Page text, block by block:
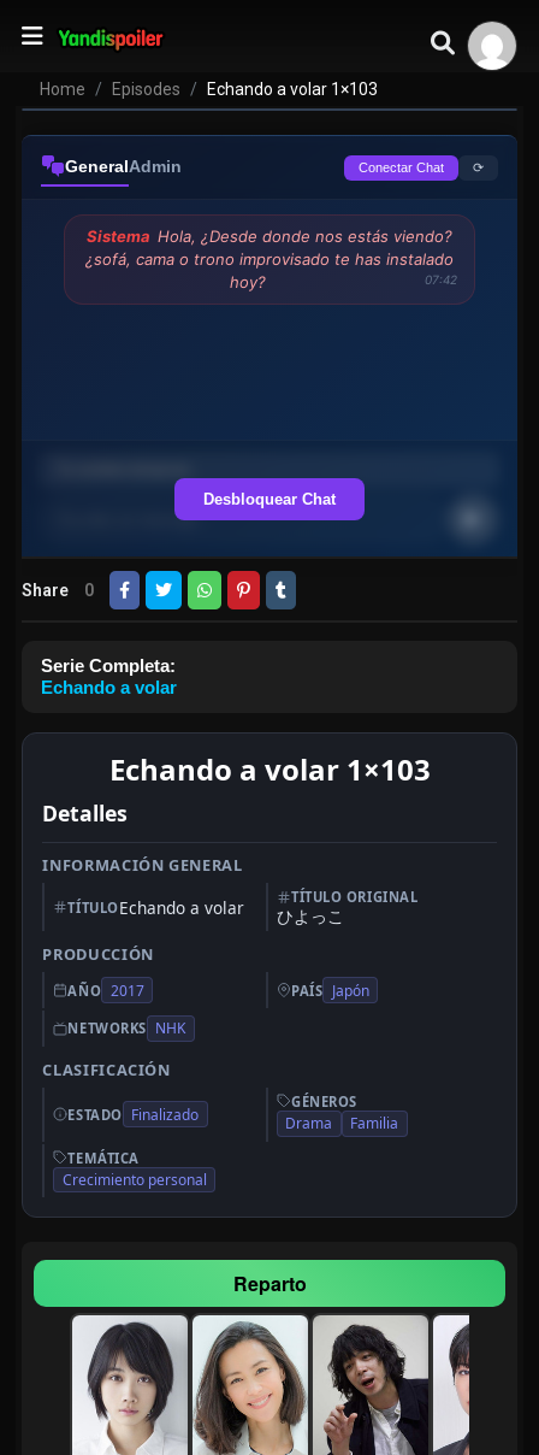
Home Episodes Echando a volar 1×103
GeneralAdmin Conectar Chat ⟳
Sistema Hola, ¿Desde donde nos estás viendo?
¿sofá, cama o trono improvisado te has instalado
hoy?
07:42
Desbloquear Chat
Share 0
Serie Completa:
Echando a volar
Echando a volar 1×103
Detalles
INFORMACIÓN GENERAL
TÍTULOEchando a volar TÍTULO ORIGINAL
ひよっこ
PRODUCCIÓN
AÑO 2017 PAÍS Japón
NETWORKS NHK
CLASIFICACIÓN
ESTADO Finalizado
GÉNEROS
Drama Familia
TEMÁTICA
Crecimiento personal
Reparto